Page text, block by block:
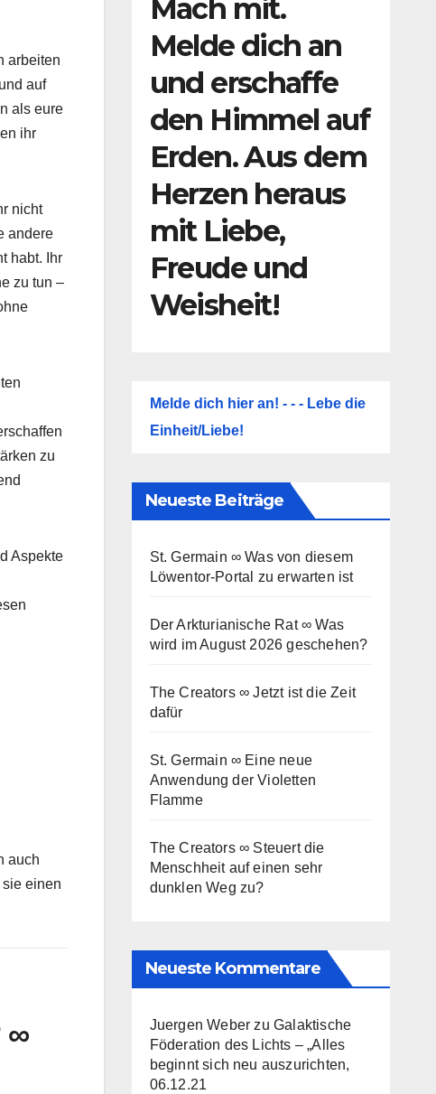
arbeiten
auf
als eure
ihr
nicht
andere
habt. Ihr
zu tun –
zu
Aspekte
auch
einen
∞
Mach mit.
Melde dich an
und erschaffe
den Himmel auf
Erden. Aus dem
Herzen heraus
mit Liebe,
Freude und
Weisheit!
Melde dich hier an! - - - Lebe die
Einheit/Liebe!
Neueste Beiträge
St. Germain ∞ Was von diesem
Löwentor-Portal zu erwarten ist
Der Arkturianische Rat ∞ Was
wird im August 2026 geschehen?
The Creators ∞ Jetzt ist die Zeit
dafür
St. Germain ∞ Eine neue
Anwendung der Violetten
Flamme
The Creators ∞ Steuert die
Menschheit auf einen sehr
dunklen Weg zu?
Neueste Kommentare
Juergen Weber zu Galaktische
Föderation des Lichts – „Alles
beginnt sich neu auszurichten,
06.12.21